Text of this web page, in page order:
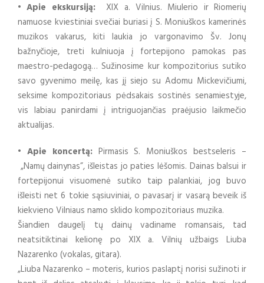
• Apie ekskursiją:XIX a. Vilnius. Miulerio ir Riomerių
namuose kviestiniai svečiai buriasi į S. Moniuškos kamerinės
muzikos vakarus, kiti laukia jo vargonavimo Šv. Jonų
bažnyčioje, treti kulniuoja į fortepijono pamokas pas
maestro-pedagogą… Sužinosime kur kompozitorius sutiko
savo gyvenimo meilę, kas jį siejo su Adomu Mickevičiumi,
seksime kompozitoriaus pėdsakais sostinės senamiestyje,
vis labiau panirdami į intriguojančias praėjusio laikmečio
aktualijas.
• Apie koncertą:Pirmasis S. Moniuškos bestseleris –
„Namų dainynas”, išleistas jo paties lėšomis. Dainas balsui ir
fortepijonui visuomenė sutiko taip palankiai, jog buvo
išleisti net 6 tokie sąsiuviniai, o pavasarį ir vasarą beveik iš
kiekvieno Vilniaus namo sklido kompozitoriaus muzika.
Šiandien daugelį tų dainų vadiname romansais, tad
neatsitiktinai kelionę po XIX a. Vilnių užbaigs Liuba
Nazarenko (vokalas, gitara).
„Liuba Nazarenko – moteris, kurios paslaptį norisi sužinoti ir